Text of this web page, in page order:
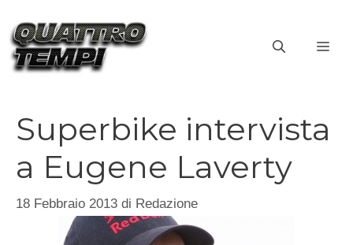
contenuto
Superbike intervista
a Eugene Laverty
18 Febbraio 2013 di Redazione